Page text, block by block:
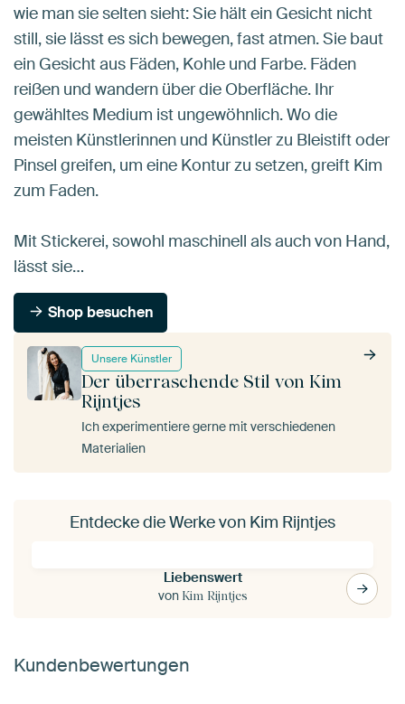
Unsere Künstler
Der überraschende Stil von Kim
Rijntjes
Ich experimentiere gerne mit verschiedenen
Materialien
wie man sie selten sieht: Sie hält ein Gesicht nicht
still, sie lässt es sich bewegen, fast atmen. Sie baut
ein Gesicht aus Fäden, Kohle und Farbe. Fäden
reißen und wandern über die Oberfläche. Ihr
gewähltes Medium ist ungewöhnlich. Wo die
meisten Künstlerinnen und Künstler zu Bleistift oder
Pinsel greifen, um eine Kontur zu setzen, greift Kim
zum Faden.
Mit Stickerei, sowohl maschinell als auch von Hand,
lässt sie…
Shop besuchen
Entdecke die Werke von Kim Rijntjes
Liebenswert
von Kim Rijntjes
Kundenbewertungen